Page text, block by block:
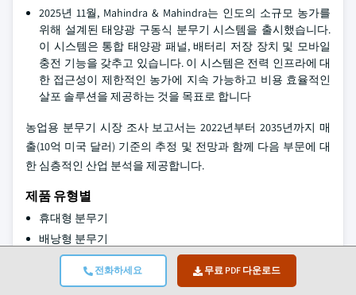
전화하세요 무료 PDF 다운로드
2025년 11월, Mahindra & Mahindra는 인도의 소규모 농가를
위해 설계된 태양광 구동식 분무기 시스템을 출시했습니다.
이 시스템은 통합 태양광 패널, 배터리 저장 장치 및 모바일
충전 기능을 갖추고 있습니다. 이 시스템은 전력 인프라에 대
한 접근성이 제한적인 농가에 지속 가능하고 비용 효율적인
살포 솔루션을 제공하는 것을 목표로 합니다
농업용 분무기 시장 조사 보고서는 2022년부터 2035년까지 매
출(10억 미국 달러) 기준의 추정 및 전망과 함께 다음 부문에 대
한 심층적인 산업 분석을 제공합니다.
제품 유형별
휴대형 분무기
배낭형 분무기
견인식 분무기
장착식 분무기